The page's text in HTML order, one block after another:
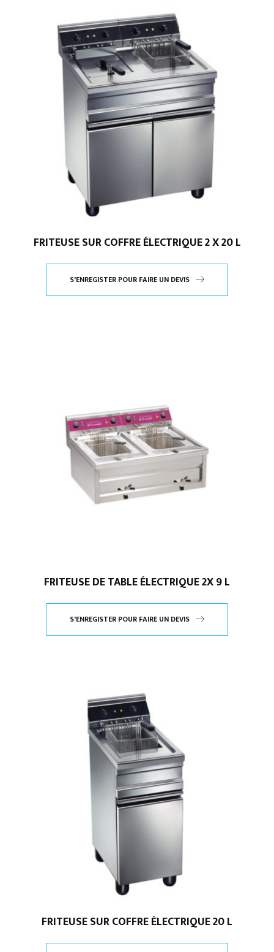
FRITEUSE SUR COFFRE ÉLECTRIQUE 2 X 20 L
S'ENREGISTER POUR FAIRE UN DEVIS
FRITEUSE DE TABLE ÉLECTRIQUE 2X 9 L
S'ENREGISTER POUR FAIRE UN DEVIS
FRITEUSE SUR COFFRE ÉLECTRIQUE 20 L